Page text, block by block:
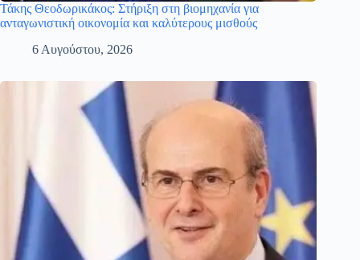
Τάκης Θεοδωρικάκος: Στήριξη στη βιομηχανία για
ανταγωνιστική οικονομία και καλύτερους μισθούς
6 Αυγούστου, 2026